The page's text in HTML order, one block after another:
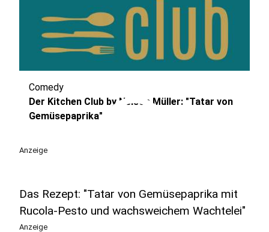
play_circle
Comedy
Der Kitchen Club by Nelson Müller: "Tatar von
Gemüsepaprika"
Anzeige
Das Rezept: "Tatar von Gemüsepaprika mit
Rucola-Pesto und wachsweichem Wachtelei"
Anzeige